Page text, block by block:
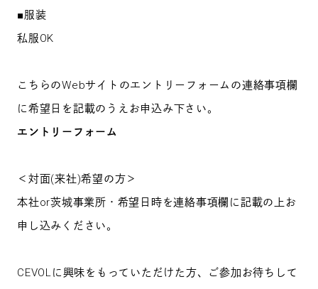
■服装
私服OK
こちらのWebサイトのエントリーフォームの連絡事項欄
に希望日を記載のうえお申込み下さい。
エントリーフォーム
＜対面(来社)希望の方＞
本社or茨城事業所・希望日時を連絡事項欄に記載の上お
申し込みください。
CEVOLに興味をもっていただけた方、ご参加お待ちして